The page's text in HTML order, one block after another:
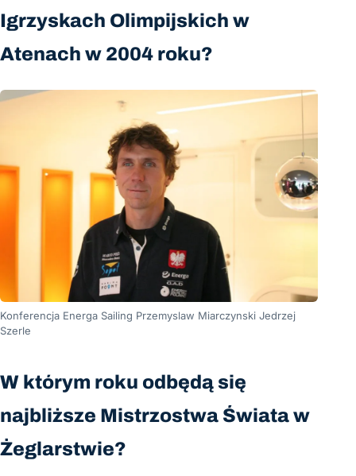
Igrzyskach Olimpijskich w
Atenach w 2004 roku?
Konferencja Energa Sailing Przemyslaw Miarczynski Jedrzej
Szerle
W którym roku odbędą się
najbliższe Mistrzostwa Świata w
Żeglarstwie?